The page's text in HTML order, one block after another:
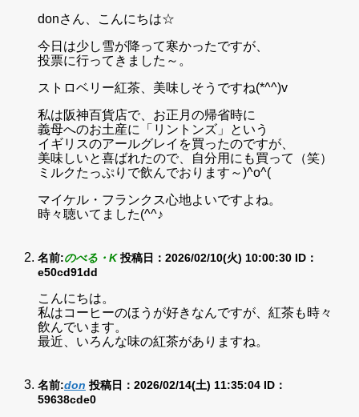
donさん、こんにちは☆
今日は少し雪が降って寒かったですが、
投票に行ってきました～。
ストロベリー紅茶、美味しそうですね(*^^)v
私は阪神百貨店で、お正月の帰省時に
義母へのお土産に「リントンズ」という
イギリスのアールグレイを買ったのですが、
美味しいと喜ばれたので、自分用にも買って（笑）
ミルクたっぷりで飲んでおります～)^o^(
マイケル・フランクス心地よいですよね。
時々聴いてました(^^♪
名前:のべる・K 投稿日：2026/02/10(火) 10:00:30 ID：
e50cd91dd
こんにちは。
私はコーヒーのほうが好きなんですが、紅茶も時々
飲んでいます。
最近、いろんな味の紅茶がありますね。
名前:don 投稿日：2026/02/14(土) 11:35:04 ID：
59638cde0